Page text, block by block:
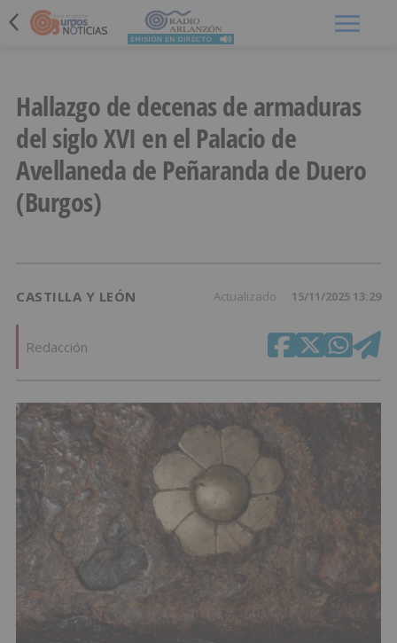
Hallazgo de decenas de armaduras
del siglo XVI en el Palacio de
Avellaneda de Peñaranda de Duero
(Burgos)
CASTILLA Y LEÓN Actualizado 15/11/2025 13:29
Redacción